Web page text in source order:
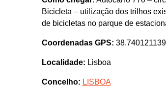
Bicicleta – utilização dos trilhos
de bicicletas no parque de
Coordenadas GPS:
Localidade: Lisboa
Concelho: LISBOA